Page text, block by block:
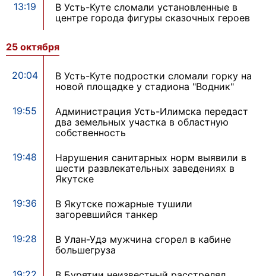
13:19
В Усть-Куте сломали установленные в
центре города фигуры сказочных героев
25 октября
20:04
В Усть-Куте подростки сломали горку на
новой площадке у стадиона "Водник"
19:55
Администрация Усть-Илимска передаст
два земельных участка в областную
собственность
19:48
Нарушения санитарных норм выявили в
шести развлекательных заведениях в
Якутске
19:36
В Якутске пожарные тушили
загоревшийся танкер
19:28
В Улан-Удэ мужчина сгорел в кабине
большегруза